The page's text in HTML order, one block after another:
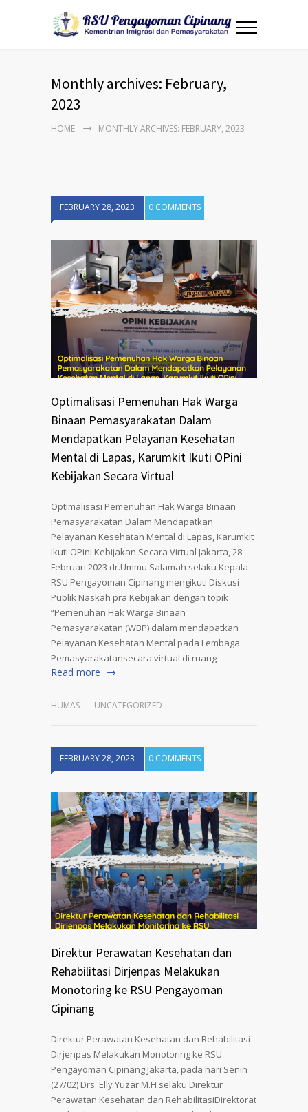
Monthly archives: February,
2023
HOME MONTHLY ARCHIVES: FEBRUARY, 2023
FEBRUARY 28, 2023 0 COMMENTS
Optimalisasi Pemenuhan Hak Warga
Binaan Pemasyarakatan Dalam
Mendapatkan Pelayanan Kesehatan
Mental di Lapas, Karumkit Ikuti OPini
Kebijakan Secara Virtual
Optimalisasi Pemenuhan Hak Warga Binaan
Pemasyarakatan Dalam Mendapatkan
Pelayanan Kesehatan Mental di Lapas, Karumkit
Ikuti OPini Kebijakan Secara Virtual Jakarta, 28
Februari 2023 dr.Ummu Salamah selaku Kepala
RSU Pengayoman Cipinang mengikuti Diskusi
Publik Naskah pra Kebijakan dengan topik
“Pemenuhan Hak Warga Binaan
Pemasyarakatan (WBP) dalam mendapatkan
Pelayanan Kesehatan Mental pada Lembaga
Pemasyarakatansecara virtual di ruang
Read more
HUMAS UNCATEGORIZED
FEBRUARY 28, 2023 0 COMMENTS
Direktur Perawatan Kesehatan dan
Rehabilitasi Dirjenpas Melakukan
Monotoring ke RSU Pengayoman
Cipinang
Direktur Perawatan Kesehatan dan Rehabilitasi
Dirjenpas Melakukan Monotoring ke RSU
Pengayoman Cipinang Jakarta, pada hari Senin
(27/02) Drs. Elly Yuzar M.H selaku Direktur
Perawatan Kesehatan dan RehabilitasiDirektorat